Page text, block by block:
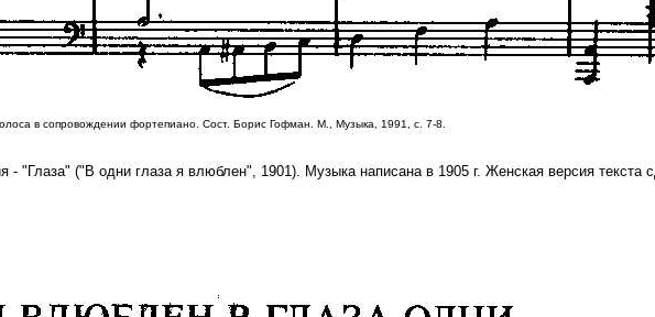
в сопровождении фортепиано. Сост. Борис Гофман. М., Музыка, 1991, с. 7-8.
- "Глаза" ("В одни глаза я влюблен", 1901). Музыка написана в 1905 г. Женская версия текста